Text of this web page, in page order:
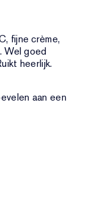
fijne crème,
Wel goed
heerlijk.
aan een